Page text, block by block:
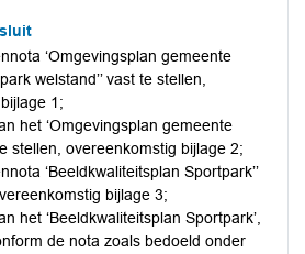
‘Omgevingsplan gemeente
welstand’’ vast te stellen,
1;
het ‘Omgevingsplan gemeente
stellen, overeenkomstig bijlage 2;
‘Beeldkwaliteitsplan Sportpark’’
bijlage 3;
het ‘Beeldkwaliteitsplan Sportpark’,
de nota zoals bedoeld onder